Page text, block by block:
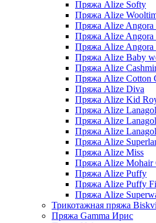
Пряжа Alize Softy
Пряжа Alize
Пряжа Alize Angora
Пряжа Alize Angora
Пряжа Alize Angora
Пряжа Alize Baby
Пряжа Alize
Пряжа Alize Cotton
Пряжа Alize Diva
Пряжа Alize Kid
Пряжа Alize
Пряжа Alize
Пряжа Alize
Пряжа Alize
Пряжа Alize Miss
Пряжа Alize Mohair
Пряжа Alize Puffy
Пряжа Alize Puffy
Пряжа Alize
Трикотажная пряжа
Пряжа Gamma Ирис